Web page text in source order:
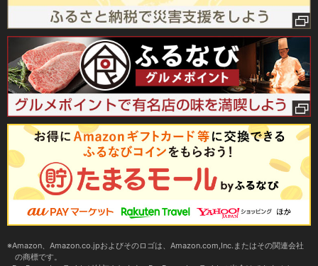
Amazon、Amazon.co.jpおよびそのロゴは、Amazon.com,Inc.またはその関連会社
の商標です。